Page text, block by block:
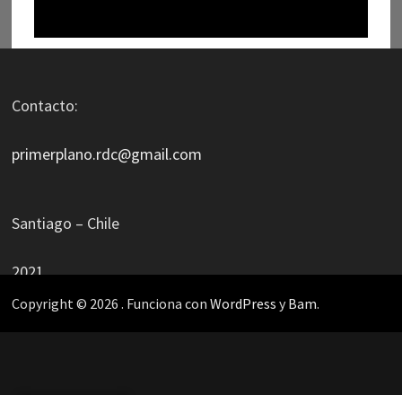
Contacto:
primerplano.rdc@gmail.com
Santiago – Chile
2021
Copyright © 2026 . Funciona con WordPress yBam.